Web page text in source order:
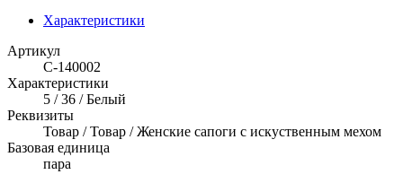
Характеристики
Артикул
С-140002
Характеристики
5 / 36 / Белый
Реквизиты
Товар / Товар / Женские сапоги с искуственным мехом
Базовая единица
пара